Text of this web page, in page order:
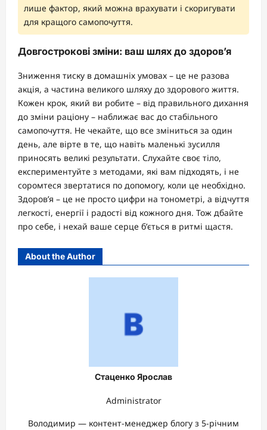
лише фактор, який можна врахувати і скоригувати
для кращого самопочуття.
Довгострокові зміни: ваш шлях до здоров’я
Зниження тиску в домашніх умовах – це не разова
акція, а частина великого шляху до здорового життя.
Кожен крок, який ви робите – від правильного дихання
до зміни раціону – наближає вас до стабільного
самопочуття. Не чекайте, що все зміниться за один
день, але вірте в те, що навіть маленькі зусилля
приносять великі результати. Слухайте своє тіло,
експериментуйте з методами, які вам підходять, і не
соромтеся звертатися по допомогу, коли це необхідно.
Здоров’я – це не просто цифри на тонометрі, а відчуття
легкості, енергії і радості від кожного дня. Тож дбайте
про себе, і нехай ваше серце б’ється в ритмі щастя.
About the Author
Стаценко Ярослав
Administrator
Володимир — контент-менеджер блогу з 5-річним